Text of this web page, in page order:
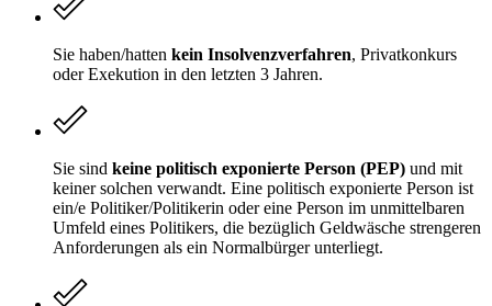
Sie haben/hatten kein Insolvenzverfahren, Privatkonkurs
oder Exekution in den letzten 3 Jahren.
Sie sind keine politisch exponierte Person (PEP) und mit
keiner solchen verwandt. Eine politisch exponierte Person ist
ein/e Politiker/Politikerin oder eine Person im unmittelbaren
Umfeld eines Politikers, die bezüglich Geldwäsche strengeren
Anforderungen als ein Normalbürger unterliegt.